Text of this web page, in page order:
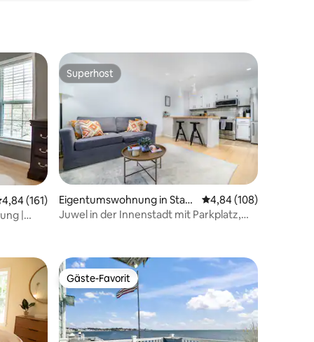
Bewertungen
Bewertung: 4,84 von 5, 161 Bewertungen
4,84 (161)
|
Superhost
Superhost
Eigentumswohnung in Stam
ford
Durchschnittliche
4,84 (108)
Juwel in der Innenstadt mit Parkplatz,
Gäste-Favorit
Gäste-Favorit